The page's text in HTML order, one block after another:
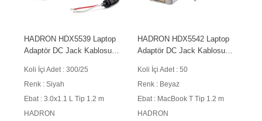
HADRON HDX5539 Laptop
Adaptör DC Jack Kablosu
Siyah
Koli İçi Adet : 300/25
Renk : Siyah
Ebat : 3.0x1.1 L Tip 1.2 m
HADRON
HADRON HDX5542 Laptop
Adaptör DC Jack Kablosu
Beyaz
Koli İçi Adet : 50
Renk : Beyaz
Ebat : MacBook T Tip 1.2 m
HADRON